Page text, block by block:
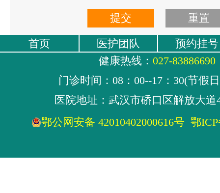
首页 医护团队
预约挂号
健康热线： 027-83886690
门诊时间：08：00--17：30(节假
医院地址：武汉市硚口区解放大道
鄂公网安备 42010402000616号 鄂